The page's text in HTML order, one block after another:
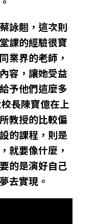
詠翹，這次則
課的經驗很寶
業界的老師，
容，讓她受益
予他們這麼多
長陳寶億在上
教授的比較偏
的課程，則是
就要像什麼，
的是演好自己
去實現。